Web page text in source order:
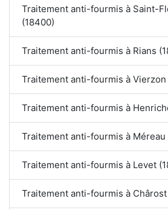
Traitement anti-fourmis à Saint-
(18400)
Traitement anti-fourmis à Rians
Traitement anti-fourmis à Vierzon
Traitement anti-fourmis à
Traitement anti-fourmis à Méreau
Traitement anti-fourmis à Levet
Traitement anti-fourmis à Chârost